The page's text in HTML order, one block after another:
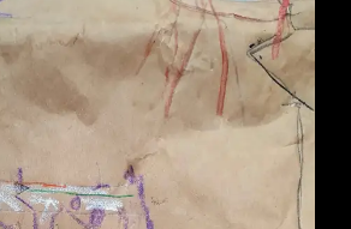
RENAISSANCE
BIKOUTSI
DANCE
WITH
KARLHEINZ